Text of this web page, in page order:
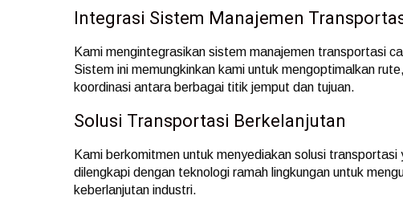
Integrasi Sistem Manajemen
Kami mengintegrasikan sistem manajemen transportasi
Sistem ini memungkinkan kami untuk mengoptimalkan
koordinasi antara berbagai titik jemput dan tujuan.
Solusi Transportasi Berkelanjutan
Kami berkomitmen untuk menyediakan solusi
dilengkapi dengan teknologi ramah lingkungan untuk
keberlanjutan industri.